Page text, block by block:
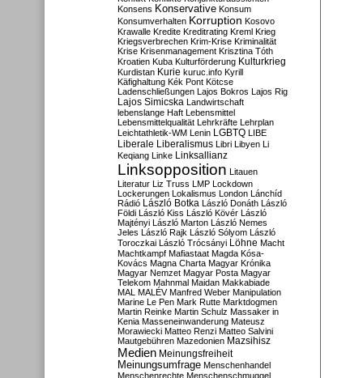
Konsens Konservative Konsum
Konsumverhalten Korruption Kosovo
Krawalle Kredite Kreditrating Kreml Krieg
Kriegsverbrechen Krim-Krise Kriminalität
Krise Krisenmanagement Krisztina Tóth
Kroatien Kuba Kulturförderung Kulturkrieg
Kurdistan Kurie kuruc.info Kyrill
Käfighaltung Kék Pont Kötcse
Ladenschließungen Lajos Bokros Lajos Rig
Lajos Simicska Landwirtschaft
lebenslange Haft Lebensmittel
Lebensmittelqualität Lehrkräfte Lehrplan
Leichtathletik-WM Lenin LGBTQ LIBE
Liberale Liberalismus Libri Libyen Li
Keqiang Linke Linksallianz
Linksopposition Litauen
Literatur Liz Truss LMP Lockdown
Lockerungen Lokalismus London Lánchíd
Rádió
László Botka László Donáth László
Földi László Kiss László Kövér László
Majtényi László Marton László Nemes
Jeles László Rajk László Sólyom László
Toroczkai László Trócsányi Löhne Macht
Machtkampf Mafiastaat Magda Kósa-
Kovács Magna Charta Magyar Krónika
Magyar Nemzet Magyar Posta Magyar
Telekom Mahnmal Maidan Makkabiade
MAL MALÉV Manfred Weber Manipulation
Marine Le Pen Mark Rutte Marktdogmen
Martin Reinke Martin Schulz Massaker in
Kenia Masseneinwanderung Mateusz
Morawiecki Matteo Renzi Matteo Salvini
Mautgebühren Mazedonien Mazsihisz
Medien Meinungsfreiheit
Meinungsumfrage Menschenhandel
Menschenrechte Menschenschmuggel